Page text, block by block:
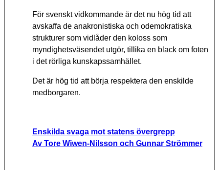
För svenskt vidkommande är det nu hög tid att
avskaffa de anakronistiska och odemokratiska
strukturer som vidlåder den koloss som
myndighetsväsendet utgör, tillika en black om foten
i det rörliga kunskapssamhället.
Det är hög tid att börja respektera den enskilde
medborgaren.
Enskilda svaga mot statens övergrepp
Av Tore Wiwen-Nilsson och Gunnar Strömmer